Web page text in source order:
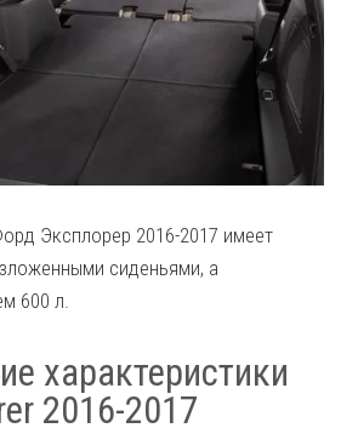
Эксплорер 2016-2017 имеет
сиденьями, а
600 л.
характеристики
2016-2017